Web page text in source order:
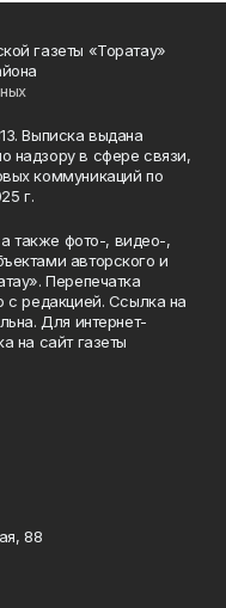
газеты «Торатау»
Выписка выдана
надзору в сфере связи,
коммуникаций по
г.
а также фото-, видео-,
авторского и
Перепечатка
с редакцией. Ссылка на
Для интернет-
на сайт газеты
88